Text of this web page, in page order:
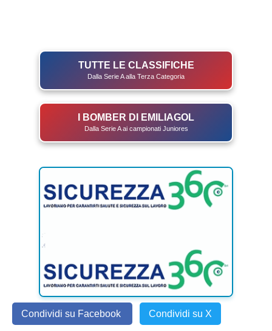
TUTTE LE CLASSIFICHE
Dalla Serie A alla Terza Categoria
I BOMBER DI EMILIAGOL
Dalla Serie A ai campionati Juniores
Condividi su Facebook Condividi su X